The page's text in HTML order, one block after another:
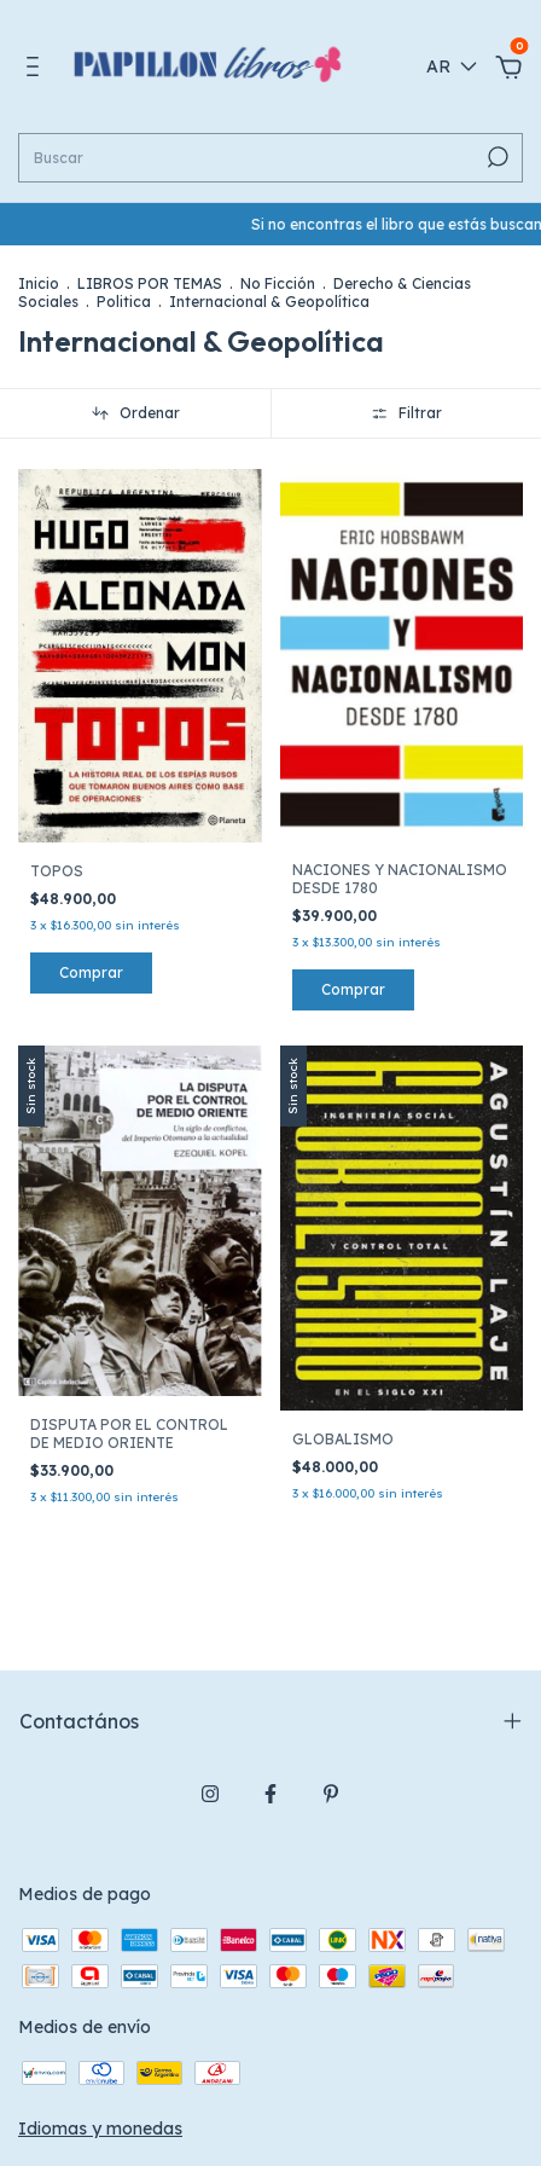
AR
0
Si no encontras el libro que estás
Inicio . LIBROS POR TEMAS . No Ficción . Derecho & Ciencias
Sociales . Politica . Internacional & Geopolítica
Internacional & Geopolítica
Ordenar Filtrar
TOPOS
$48.900,00
3 x $16.300,00 sin interés
NACIONES Y NACIONALISMO
DESDE 1780
$39.900,00
3 x $13.300,00 sin interés
Sin stock
DISPUTA POR EL CONTROL
DE MEDIO ORIENTE
$33.900,00
3 x $11.300,00 sin interés
Sin stock
GLOBALISMO
$48.000,00
3 x $16.000,00 sin interés
Contactános
Medios de pago
Medios de envío
Idiomas y monedas